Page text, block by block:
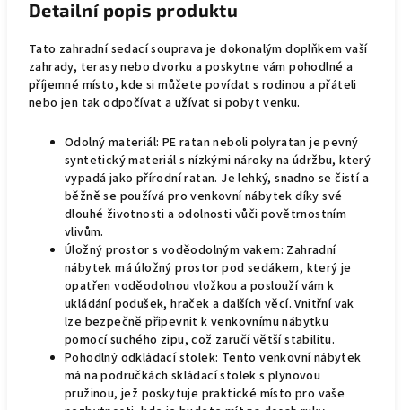
Detailní popis produktu
Tato zahradní sedací souprava je dokonalým doplňkem vaší
zahrady, terasy nebo dvorku a poskytne vám pohodlné a
příjemné místo, kde si můžete povídat s rodinou a přáteli
nebo jen tak odpočívat a užívat si pobyt venku.
Odolný materiál: PE ratan neboli polyratan je pevný
syntetický materiál s nízkými nároky na údržbu, který
vypadá jako přírodní ratan. Je lehký, snadno se čistí a
běžně se používá pro venkovní nábytek díky své
dlouhé životnosti a odolnosti vůči povětrnostním
vlivům.
Úložný prostor s voděodolným vakem: Zahradní
nábytek má úložný prostor pod sedákem, který je
opatřen voděodolnou vložkou a poslouží vám k
ukládání podušek, hraček a dalších věcí. Vnitřní vak
lze bezpečně připevnit k venkovnímu nábytku
pomocí suchého zipu, což zaručí větší stabilitu.
Pohodlný odkládací stolek: Tento venkovní nábytek
má na područkách skládací stolek s plynovou
pružinou, jež poskytuje praktické místo pro vaše